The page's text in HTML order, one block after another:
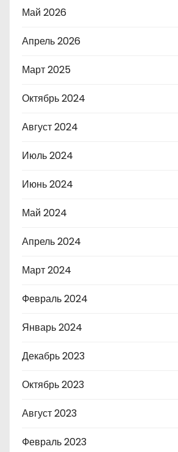
Май 2026
Апрель 2026
Март 2025
Октябрь 2024
Август 2024
Июль 2024
Июнь 2024
Май 2024
Апрель 2024
Март 2024
Февраль 2024
Январь 2024
Декабрь 2023
Октябрь 2023
Август 2023
Февраль 2023